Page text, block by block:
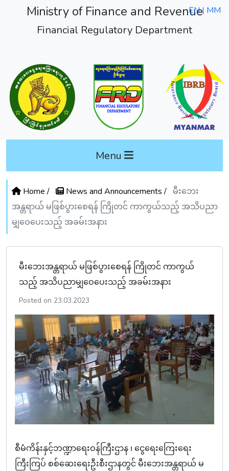
Ministry of Finance and Revenue
Financial Regulatory Department
EN | MM
Menu
Home / News and Announcements / မီးဘေး
အန္တရာယ် မဖြစ်ပွားစေရန် ကြိုတင် ကာကွယ်သည့် အသိပညာ
မျှဝေပေးသည့် အခမ်းအနား
မီးဘေးအန္တရာယ် မဖြစ်ပွားစေရန် ကြိုတင် ကာကွယ်
သည့် အသိပညာမျှဝေပေးသည့် အခမ်းအနား
Posted on 23.03.2023
စီမံကိန်းနှင့်ဘဏ္ဍာရေးဝန်ကြီးဌာန ၊ ငွေရေးကြေးရေး
ကြီးကြပ် စစ်‌ဆေးရေးဦးစီးဌာနတွင် မီးဘေးအန္တရာယ် မ